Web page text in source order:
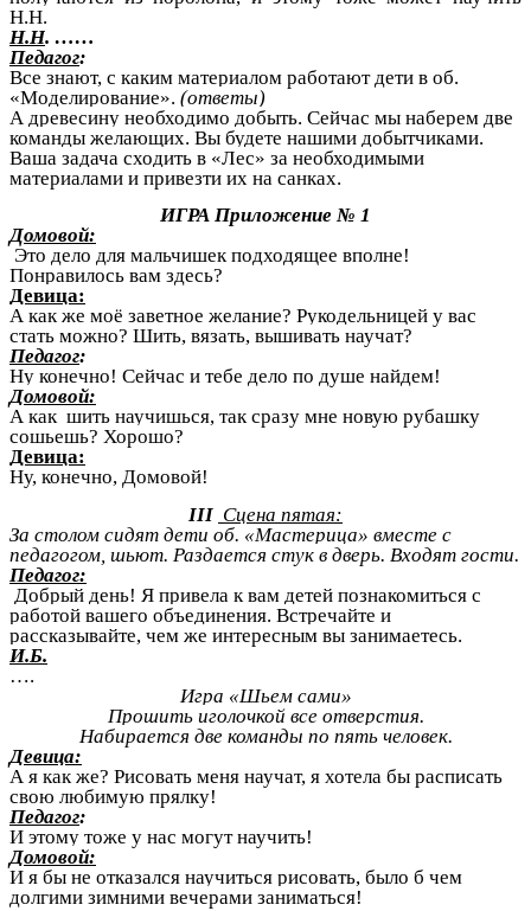
Н.Н.
Н.Н. ……
Педагог:
Все знают, с каким материалом работают дети в об.
«Моделирование». (ответы)
А древесину необходимо добыть. Сейчас мы наберем две
команды желающих. Вы будете нашими добытчиками.
Ваша задача сходить в «Лес» за необходимыми
материалами и привезти их на санках.
ИГРА Приложение № 1
Домовой:
Это дело для мальчишек подходящее вполне!
Понравилось вам здесь?
Девица:
А как же моё заветное желание? Рукодельницей у вас
стать можно? Шить, вязать, вышивать научат?
Педагог:
Ну конечно! Сейчас и тебе дело по душе найдем!
Домовой:
А как шить научишься, так сразу мне новую рубашку
сошьешь? Хорошо?
Девица:
Ну, конечно, Домовой!
III Сцена пятая:
За столом сидят дети об. «Мастерица» вместе с
педагогом, шьют. Раздается стук в дверь. Входят гости.
Педагог:
Добрый день! Я привела к вам детей познакомиться с
работой вашего объединения. Встречайте и
рассказывайте, чем же интересным вы занимаетесь.
И.Б.
….
Игра «Шьем сами»
Прошить иголочкой все отверстия.
Набирается две команды по пять человек.
Девица:
А я как же? Рисовать меня научат, я хотела бы расписать
свою любимую прялку!
Педагог:
И этому тоже у нас могут научить!
Домовой:
И я бы не отказался научиться рисовать, было б чем
долгими зимними вечерами заниматься!